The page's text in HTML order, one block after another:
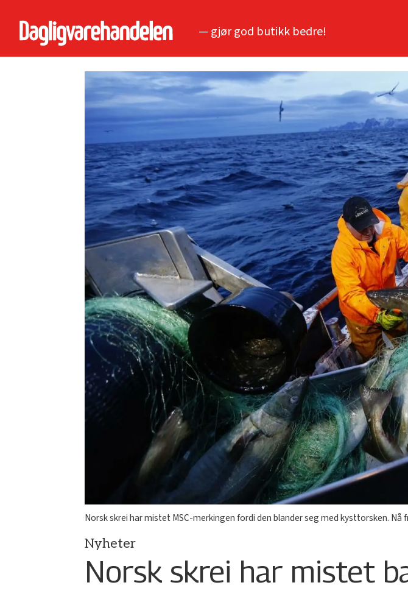
— gjør god butikk bedre!
Norsk skrei har mistet MSC-merkingen fordi den blander seg med kysttorsken.
Nyheter
Norsk skrei har mistet